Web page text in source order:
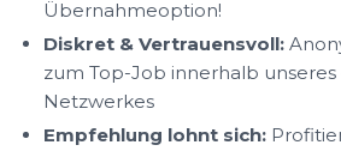
Übernahmeoption!
Diskret & Vertrauensvoll:
zum Top-Job innerhalb
Netzwerkes
Empfehlung lohnt sich: